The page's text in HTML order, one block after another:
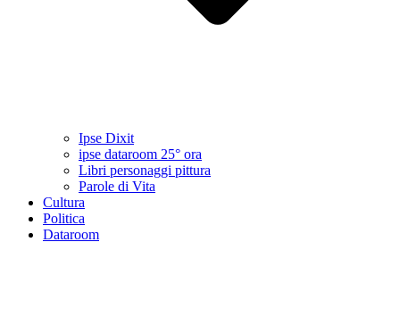
Ipse Dixit
ipse dataroom 25° ora
Libri personaggi pittura
Parole di Vita
Cultura
Politica
Dataroom